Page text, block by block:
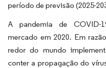
período de previsão (2025-
A pandemia de COVID-
mercado em 2020. Em
redor do mundo
conter a propagação do